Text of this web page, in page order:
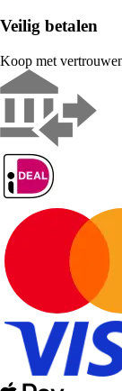
Veilig betalen
Koop met